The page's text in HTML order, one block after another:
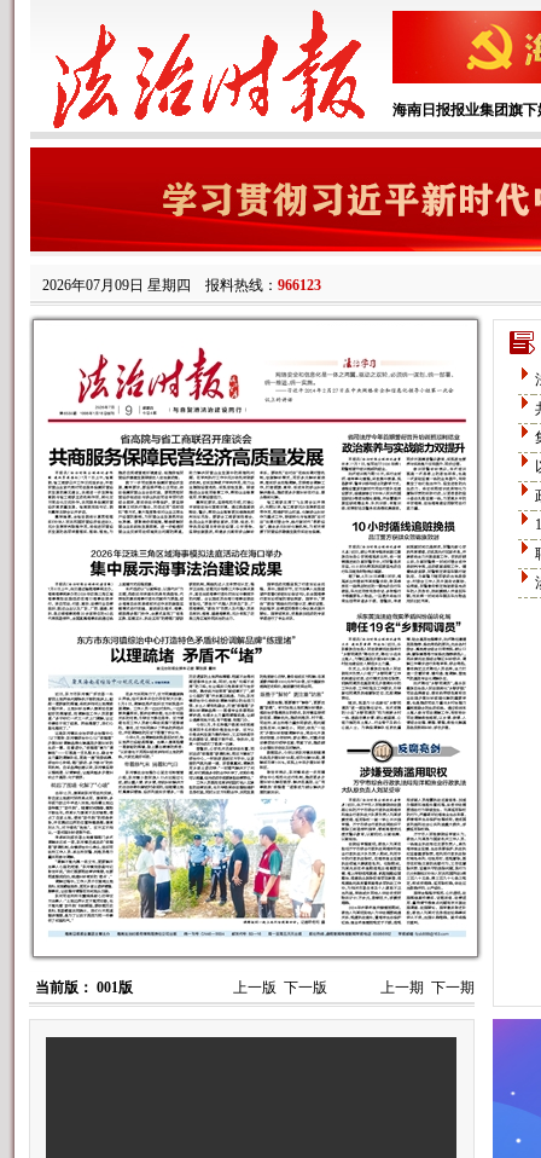
海南日报报业集团旗下
2026年07月09日 星期四 报料热线： 966123
当前版： 001版 上一版 下一版 上一期 下一期